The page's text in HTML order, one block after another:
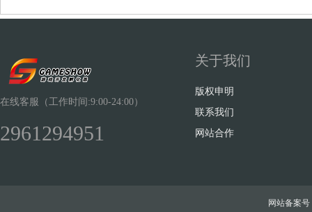
ow
在线客服（工作时间:9:00-24:00）
2961294951
关于我们
版权申明
联系我们
网站合作
网站备案号